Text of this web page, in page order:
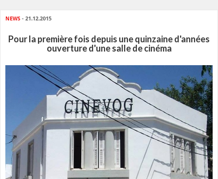
NEWS - 21.12.2015
Pour la première fois depuis une quinzaine d'années
ouverture d'une salle de cinéma